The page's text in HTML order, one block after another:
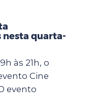
nesta quarta-
às 21h, o
Cine
evento